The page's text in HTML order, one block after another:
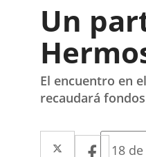
Un
El encuentro en
recaudará
Twitter
EnlaceEnlace
Fecha
18